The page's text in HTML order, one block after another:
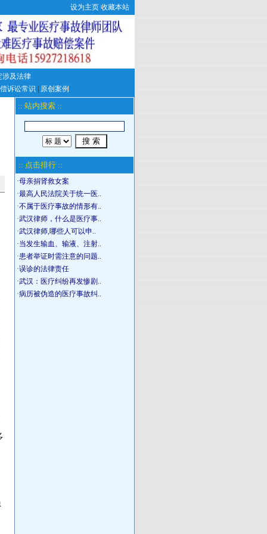
设为主页 收藏本站
涉及法律
诉讼常识 原创案例
:: 站内搜索 ::
:: 点击排行 ::
·母亲捐肾救女案
·最高人民法院关于统一医..
·不属于医疗事故的情形有..
·武汉律师，什么是医疗事..
·武汉律师,哪些人可以申..
·当发生输血、输液、注射..
·患者举证时需注意的问题..
·误诊的法律责任
·武汉：医疗纠纷再发惨剧..
·病历被伪造的医疗事故纠..